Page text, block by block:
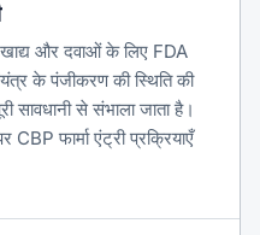
खाद्य और दवाओं के लिए FDA
के पंजीकरण की स्थिति की
सावधानी से संभाला जाता है।
CBP फार्मा एंट्री प्रक्रियाएँ